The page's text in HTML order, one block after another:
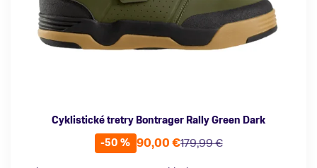
Cyklistické tretry Bontrager Rally Green Dark
-50 %
179,99 €
90,00 €